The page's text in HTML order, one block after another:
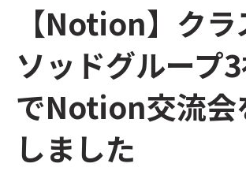
【Notion】クラ
ソッドグループ
でNotion交流会
しました